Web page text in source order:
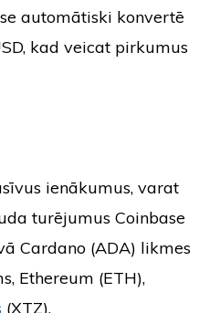
automātiski konvertē
kad veicat pirkumus
ienākumus, varat
turējumus Coinbase
Cardano (ADA) likmes
Ethereum (ETH),
(XTZ).